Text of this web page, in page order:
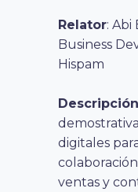
Relator: Abi
Business
Hispam
digitales
ventas y